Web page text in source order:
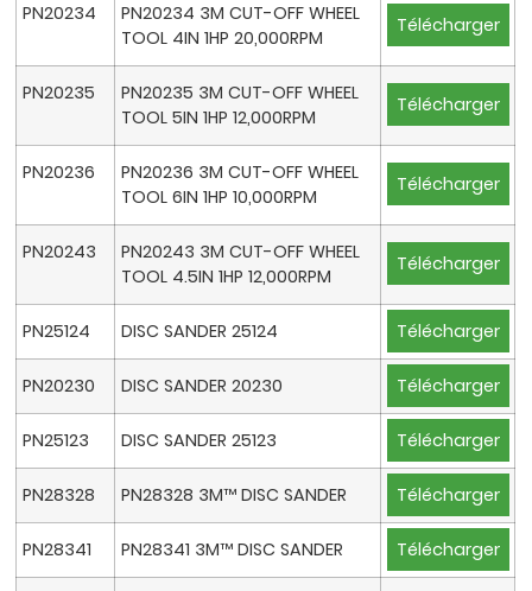
PN20234
PN20234 3M CUT-OFF WHEEL
TOOL 4IN 1HP 20,000RPM
Télécharger
PN20235
PN20235 3M CUT-OFF WHEEL
TOOL 5IN 1HP 12,000RPM
Télécharger
PN20236
PN20236 3M CUT-OFF WHEEL
TOOL 6IN 1HP 10,000RPM
Télécharger
PN20243
PN20243 3M CUT-OFF WHEEL
TOOL 4.5IN 1HP 12,000RPM
Télécharger
PN25124 DISC SANDER 25124 Télécharger
PN20230 DISC SANDER 20230 Télécharger
PN25123 DISC SANDER 25123 Télécharger
PN28328 PN28328 3M™ DISC SANDER Télécharger
PN28341 PN28341 3M™ DISC SANDER Télécharger